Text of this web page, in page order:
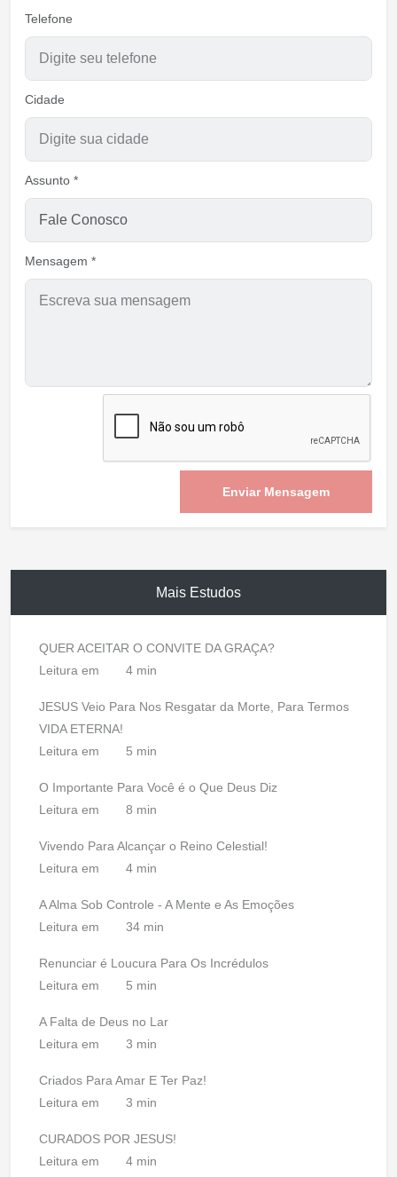
Telefone
Cidade
Assunto *
Mensagem *
Enviar Mensagem
Mais Estudos
QUER ACEITAR O CONVITE DA GRAÇA?
Leitura em
4 min
JESUS Veio Para Nos Resgatar da Morte, Para Termos
VIDA ETERNA!
Leitura em
5 min
O Importante Para Você é o Que Deus Diz
Leitura em
8 min
Vivendo Para Alcançar o Reino Celestial!
Leitura em
4 min
A Alma Sob Controle - A Mente e As Emoções
Leitura em
34 min
Renunciar é Loucura Para Os Incrédulos
Leitura em
5 min
A Falta de Deus no Lar
Leitura em
3 min
Criados Para Amar E Ter Paz!
Leitura em
3 min
CURADOS POR JESUS!
Leitura em
4 min